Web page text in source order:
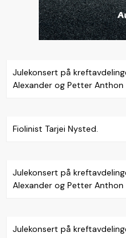
Julekonsert på
Alexander og Petter Anthon
Fiolinist Tarjei Nysted.
Julekonsert på
Alexander og Petter
Julekonsert på